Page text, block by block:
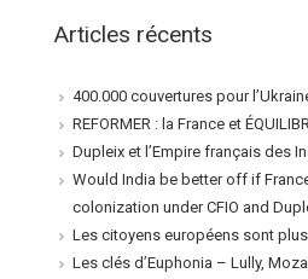
Articles récents
400.000 couvertures pour
REFORMER : la France et
Dupleix et l’Empire français des
Would India be better off if
colonization under CFIO and
Les citoyens européens sont
Les clés d’Euphonia – Lully,